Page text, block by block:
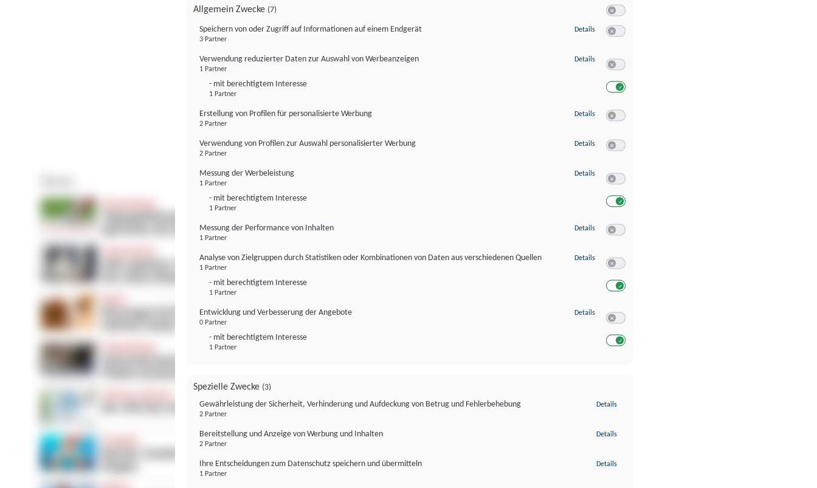
Allgemein Zwecke (7)
Speichern von oder Zugriff auf Informationen auf einem Endgerät
3 Partner
Details zu Speichern von oder Zugriff auf Informationen auf einem Endgerät
Verwendung reduzierter Daten zur Auswahl von Werbeanzeigen
1 Partner
- mit berechtigtem Interesse
1 Partner
Details zu Verwendung reduzierter Daten zur Auswahl von Werbeanzeigen
Erstellung von Profilen für personalisierte Werbung
2 Partner
Details zu Erstellung von Profilen für personalisierte Werbung
Verwendung von Profilen zur Auswahl personalisierter Werbung
2 Partner
Details zu Verwendung von Profilen zur Auswahl personalisierter Werbung
Messung der Werbeleistung
1 Partner
- mit berechtigtem Interesse
1 Partner
Details zu Messung der Werbeleistung
Messung der Performance von Inhalten
1 Partner
Details zu Messung der Performance von Inhalten
Analyse von Zielgruppen durch Statistiken oder Kombinationen von Daten aus verschiedenen Quellen
1 Partner
- mit berechtigtem Interesse
1 Partner
Details zu Analyse von Zielgruppen durch Statistiken oder Kombinationen von
Entwicklung und Verbesserung der Angebote
0 Partner
- mit berechtigtem Interesse
1 Partner
Details zu Entwicklung und Verbesserung der Angebote
Spezielle Zwecke (3)
Gewährleistung der Sicherheit, Verhinderung und Aufdeckung von Betrug und Fehlerbehebung
2 Partner
Details
Bereitstellung und Anzeige von Werbung und Inhalten
2 Partner
Details
Ihre Entscheidungen zum Datenschutz speichern und übermitteln
1 Partner
Details